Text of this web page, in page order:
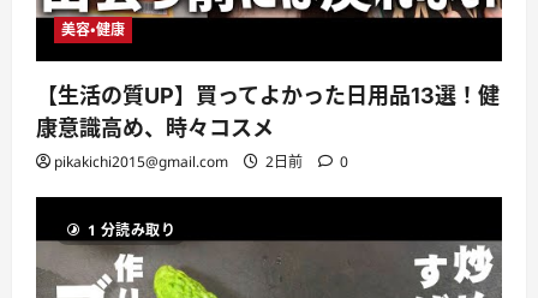
美容・健康
【生活の質UP】買ってよかった日用品13選！健
康意識高め、時々コスメ
pikakichi2015@gmail.com 2日前 0
1 分読み取り